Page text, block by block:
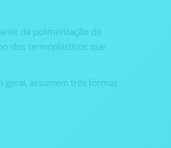
da polimerização do
dos termoplásticos que
geral, assumem três formas